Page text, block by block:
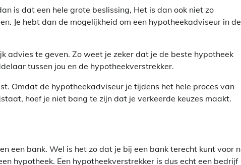
is dat een hele grote beslissing, Het is dan ook niet zo
Je hebt dan de mogelijkheid om een hypotheekadviseur in de
advies te geven. Zo weet je zeker dat je de beste hypotheek
tussen jou en de hypotheekverstrekker.
Omdat de hypotheekadviseur je tijdens het hele proces van
hoef je niet bang te zijn dat je verkeerde keuzes maakt.
een bank. Wel is het zo dat je bij een bank terecht kunt voor
hypotheek. Een hypotheekverstrekker is dus echt een bedrijf